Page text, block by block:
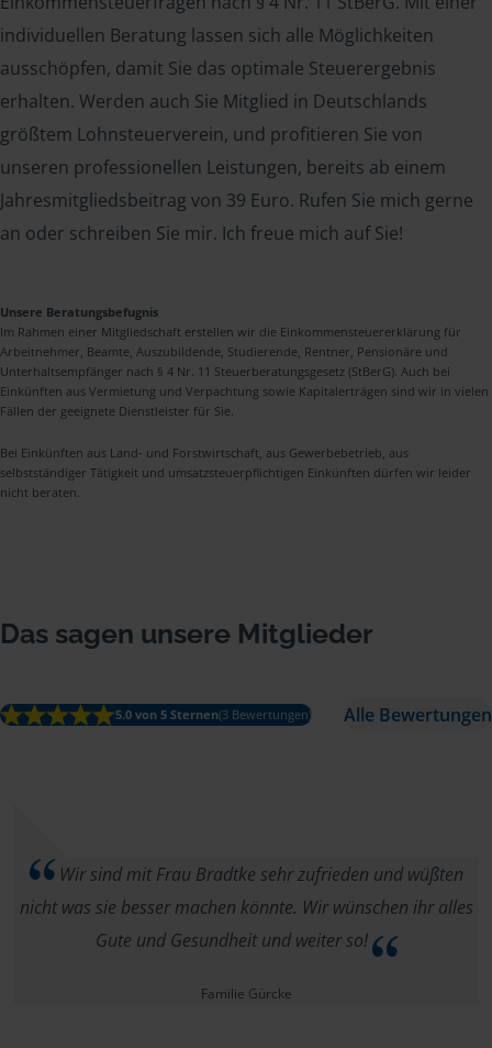
individuellen Beratung lassen sich alle Möglichkeiten
ausschöpfen, damit Sie das optimale Steuerergebnis
erhalten. Werden auch Sie Mitglied in Deutschlands
größtem Lohnsteuerverein, und profitieren Sie von
unseren professionellen Leistungen, bereits ab einem
Jahresmitgliedsbeitrag von 39 Euro. Rufen Sie mich gerne
an oder schreiben Sie mir. Ich freue mich auf Sie!
Unsere Beratungsbefugnis
Im Rahmen einer Mitgliedschaft erstellen wir die Einkommensteuererklärung für
Arbeitnehmer, Beamte, Auszubildende, Studierende, Rentner, Pensionäre und
Unterhaltsempfänger nach § 4 Nr. 11 Steuerberatungsgesetz (StBerG). Auch bei
Einkünften aus Vermietung und Verpachtung sowie Kapitalerträgen sind wir in vielen
Fällen der geeignete Dienstleister für Sie.
Bei Einkünften aus Land- und Forstwirtschaft, aus Gewerbebetrieb, aus
selbstständiger Tätigkeit und umsatzsteuerpflichtigen Einkünften dürfen wir leider
nicht beraten.
Das sagen unsere Mitglieder
5.0 von 5 Sternen(3 Bewertungen) Alle Bewertungen
Wir sind mit Frau Bradtke sehr zufrieden und wüßten
nicht was sie besser machen könnte. Wir wünschen ihr alles
Gute und Gesundheit und weiter so!
Familie Gürcke